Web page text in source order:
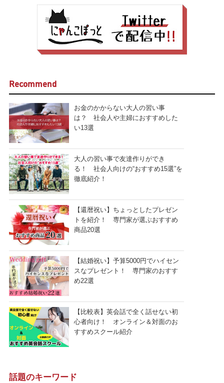
Recommend
お金のかからない大人の習い事
は？ 社会人や主婦におすすめした
い13選
大人の習い事で友達作りができ
る！ 社会人向けの“おすすめ15選”を
徹底紹介！
【還暦祝い】ちょっとしたプレゼン
トを紹介！ 専門家が選ぶおすすめ
商品20選
【結婚祝い】予算5000円でハイセン
スなプレゼント！ 専門家のおすす
め22選
【比較表】英会話で全く話せない初
心者向け！ オンライン＆対面のお
すすめスクール紹介
話題のキーワード